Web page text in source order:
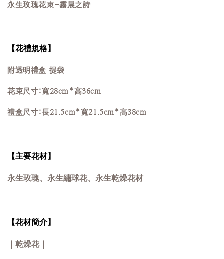
永生玫瑰花束-霧晨之詩
【花禮規格】
附透明禮盒 提袋
花束尺寸:寬28cm*高36cm
禮盒尺寸:長21.5cm*寬21.5cm*高38cm
【主要花材】
永生玫瑰、永生繡球花、永生乾燥花材
【花材簡介】
｜乾燥花｜